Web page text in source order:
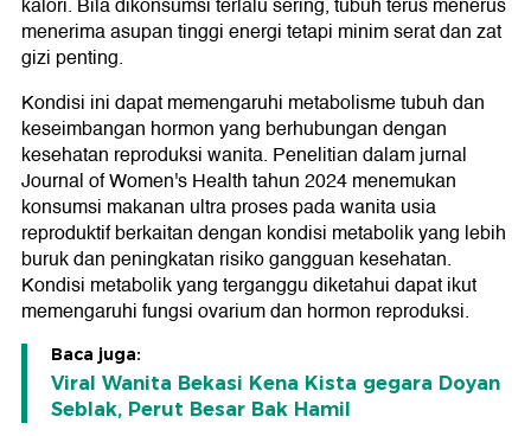
kalori. Bila dikonsumsi terlalu sering, tubuh terus menerus
menerima asupan tinggi energi tetapi minim serat dan zat
gizi penting.
Kondisi ini dapat memengaruhi metabolisme tubuh dan
keseimbangan hormon yang berhubungan dengan
kesehatan reproduksi wanita. Penelitian dalam jurnal
Journal of Women's Health tahun 2024 menemukan
konsumsi makanan ultra proses pada wanita usia
reproduktif berkaitan dengan kondisi metabolik yang lebih
buruk dan peningkatan risiko gangguan kesehatan.
Kondisi metabolik yang terganggu diketahui dapat ikut
memengaruhi fungsi ovarium dan hormon reproduksi.
Baca juga:
Viral Wanita Bekasi Kena Kista gegara Doyan
Seblak, Perut Besar Bak Hamil